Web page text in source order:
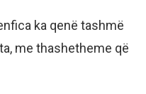
ka qenë tashmë
me thashetheme që